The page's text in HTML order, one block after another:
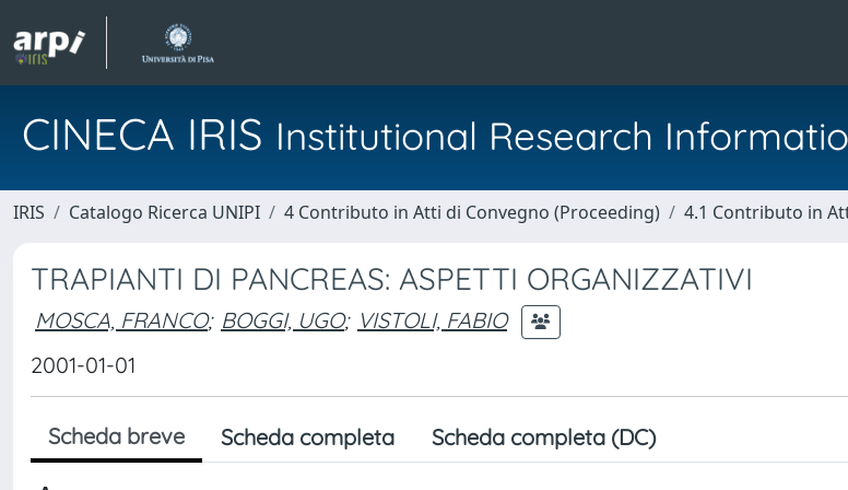
CINECA IRIS Institutional Research
IRIS Catalogo Ricerca UNIPI 4 Contributo in Atti di Convegno (Proceeding) 4.1 Contributo in
TRAPIANTI DI PANCREAS: ASPETTI ORGANIZZATIVI
MOSCA, FRANCO; BOGGI, UGO; VISTOLI, FABIO
2001-01-01
Scheda breve Scheda completa Scheda completa (DC)